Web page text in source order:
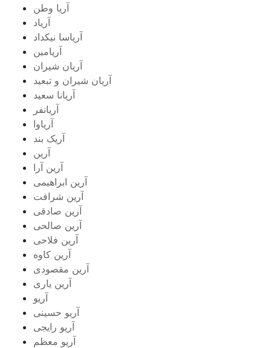
آریا وطن
آریاد
آریاسا نیکداد
آریامین
آریان شیران
آریان شیران و تبعید
آریانا سعید
آریانفر
آریاوا
آریک بند
آرین
آرین آرا
آرین ابراهیمی
آرین شرافت
آرین صادقی
آرین صالحی
آرین فلاحی
آرین کاوه
آرین مقصودی
آرین یاری
آریو
آریو حسینی
آریو رایجی
آریو معظم